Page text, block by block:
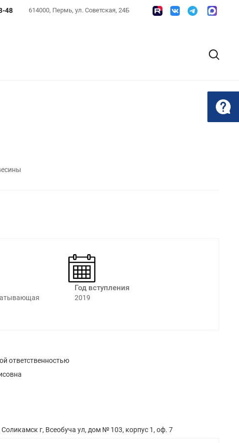
614000, Пермь, ул. Советская, 24Б
48
Год вступления
2019
ответственностью
г, Всеобуча ул, дом № 103, корпус 1, оф. 7